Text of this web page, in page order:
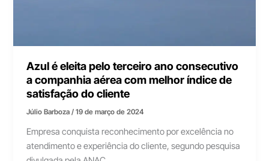
Azul é eleita pelo terceiro ano consecutivo
a companhia aérea com melhor índice de
satisfação do cliente
Júlio Barboza/19 de março de 2024
Empresa conquista reconhecimento por excelência no
atendimento e experiência do cliente, segundo pesquisa